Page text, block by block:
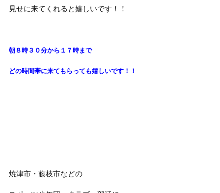
見せに来てくれると嬉しいです！！
朝８時３０分から１７時まで
どの時間帯に来てもらっても嬉しいです！！
焼津市・藤枝市などの